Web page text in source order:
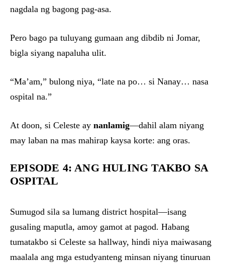
nagdala ng bagong pag-asa.
Pero bago pa tuluyang gumaan ang dibdib ni Jomar,
bigla siyang napaluha ulit.
“Ma’am,” bulong niya, “late na po… si Nanay… nasa
ospital na.”
At doon, si Celeste ay nanlamig—dahil alam niyang
may laban na mas mahirap kaysa korte: ang oras.
EPISODE 4: ANG HULING TAKBO SA
OSPITAL
Sumugod sila sa lumang district hospital—isang
gusaling maputla, amoy gamot at pagod. Habang
tumatakbo si Celeste sa hallway, hindi niya maiwasang
maalala ang mga estudyanteng minsan niyang tinuruan